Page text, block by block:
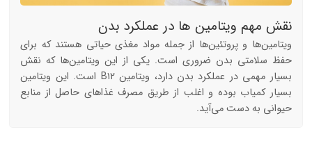
نقش مهم ویتامین ها در عملکرد بدن
ویتامین‌ها و پروتئین‌ها از جمله مواد مغذی حیاتی هستند که برای
حفظ سلامتی بدن ضروری است. یکی از این ویتامین‌ها که نقش
بسیار مهمی در عملکرد بدن دارد، ویتامین B۱۲ است. این ویتامین
بسیار کمیاب بوده و اغلب از طریق مصرف غذاهای حاصل از منابع
حیوانی به دست می‌آید.